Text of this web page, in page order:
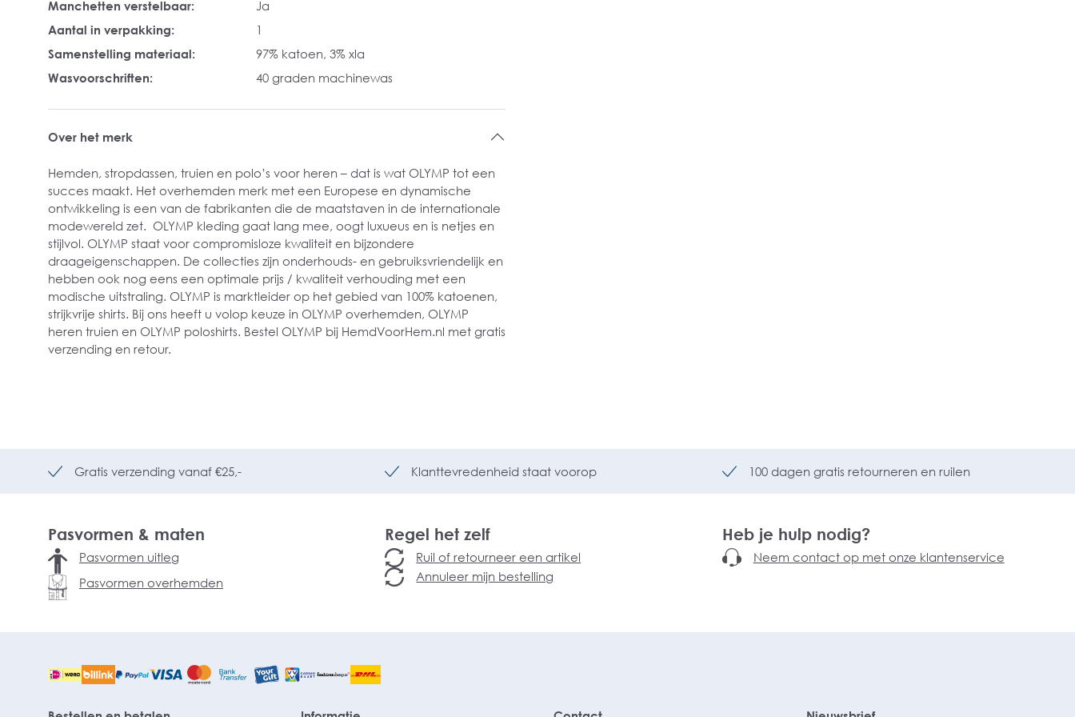
Manchetten verstelbaar:
Ja
Aantal in verpakking:
1
Samenstelling materiaal:
97% katoen, 3% xla
Wasvoorschriften:
40 graden machinewas
Over het merk
Hemden, stropdassen, truien en polo’s voor heren – dat is wat OLYMP tot een
succes maakt. Het overhemden merk met een Europese en dynamische
ontwikkeling is een van de fabrikanten die de maatstaven in de internationale
modewereld zet. OLYMP kleding gaat lang mee, oogt luxueus en is netjes en
stijlvol. OLYMP staat voor compromisloze kwaliteit en bijzondere
draageigenschappen. De collecties zijn onderhouds- en gebruiksvriendelijk en
hebben ook nog eens een optimale prijs / kwaliteit verhouding met een
modische uitstraling. OLYMP is marktleider op het gebied van 100% katoenen,
strijkvrije shirts. Bij ons heeft u volop keuze in OLYMP overhemden, OLYMP
heren truien en OLYMP poloshirts. Bestel OLYMP bij HemdVoorHem.nl met gratis
verzending en retour.
Gratis verzending vanaf €25,- Klanttevredenheid staat voorop 100 dagen gratis retourneren en ruilen
Pasvormen & maten
Pasvormen uitleg
Pasvormen overhemden
Regel het zelf
Ruil of retourneer een artikel
Annuleer mijn bestelling
Heb je hulp nodig?
Neem contact op met onze klantenservice